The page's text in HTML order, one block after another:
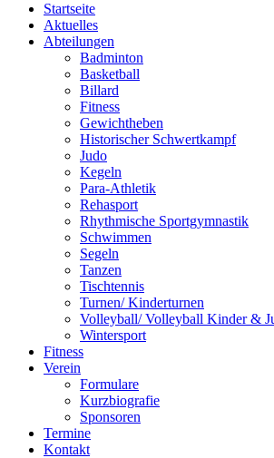
Startseite
Aktuelles
Abteilungen
Badminton
Basketball
Billard
Fitness
Gewichtheben
Historischer Schwertkampf
Judo
Kegeln
Para-Athletik
Rehasport
Rhythmische Sportgymnastik
Schwimmen
Segeln
Tanzen
Tischtennis
Turnen/ Kinderturnen
Volleyball/ Volleyball Kinder &
Wintersport
Fitness
Verein
Formulare
Kurzbiografie
Sponsoren
Termine
Kontakt